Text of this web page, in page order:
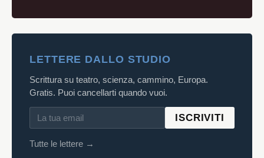
LETTERE DALLO STUDIO
Scrittura su teatro, scienza, cammino, Europa.
Gratis. Puoi cancellarti quando vuoi.
ISCRIVITI
Tutte le lettere →